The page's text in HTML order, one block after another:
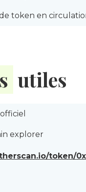
token en
utiles
explorer
token/